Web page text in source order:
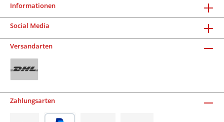
Informationen
Social Media
Versandarten
Zahlungsarten